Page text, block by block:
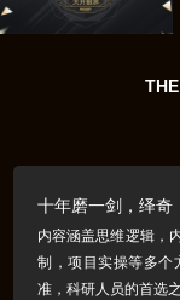
十年磨一剑，绎奇
内容涵盖思维逻辑，
制，项目实操等多个
准，科研人员的首选之